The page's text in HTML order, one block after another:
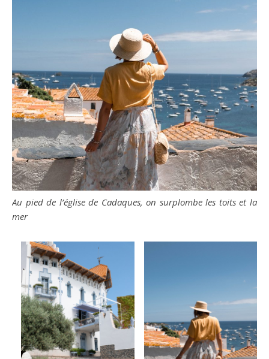
Au pied de l’église de Cadaques, on surplombe les toits et la
mer